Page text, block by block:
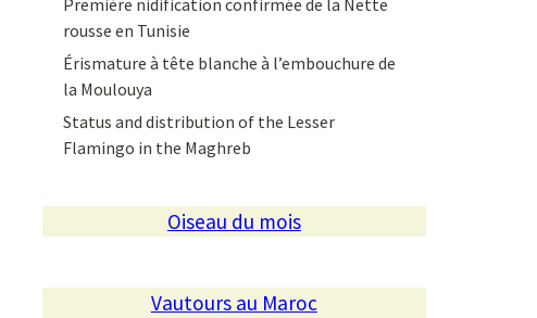
rousse en Tunisie
Érismature à tête blanche à l’embouchure de
la Moulouya
Status and distribution of the Lesser
Flamingo in the Maghreb
Oiseau du mois
Vautours au Maroc